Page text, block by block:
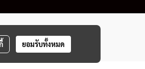
ยอมรับทั้งหมด